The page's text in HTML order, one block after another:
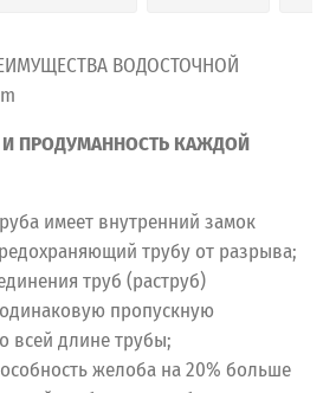
ВОДОСТОЧНОЙ
ПРОДУМАННОСТЬ КАЖДОЙ
имеет внутренний замок
трубу от разрыва;
труб (раструб)
пропускную
всей длине трубы;
желоба на 20% больше